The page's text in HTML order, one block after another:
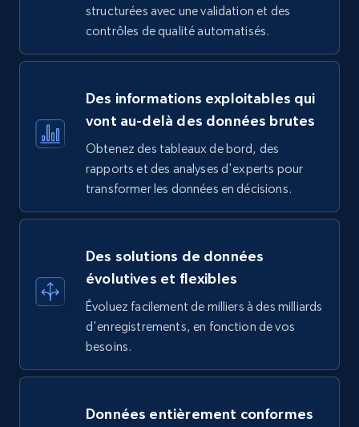
structurées avec une validation et des
contrôles de qualité automatisés.
Des informations exploitables qui
vont au-delà des données brutes
Obtenez des tableaux de bord, des
rapports et des analyses d'experts pour
transformer les données en décisions.
Des solutions de données
évolutives et flexibles
Évoluez facilement de milliers à des milliards
d'enregistrements, en fonction de vos
besoins.
Données entièrement conformes